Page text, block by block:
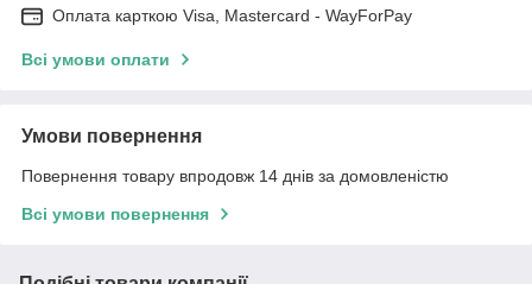
Оплата карткою Visa, Mastercard - WayForPay
Всі умови оплати
Умови повернення
Повернення товару впродовж 14 днів за домовленістю
Всі умови повернення